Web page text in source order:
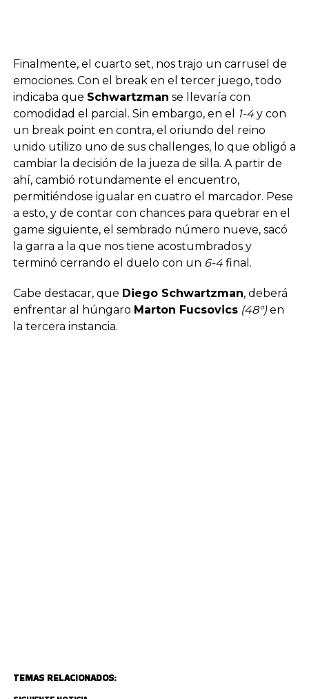
Finalmente, el cuarto set, nos trajo un carrusel de
emociones. Con el break en el tercer juego, todo
indicaba que Schwartzman se llevaría con
comodidad el parcial. Sin embargo, en el
1-4y con
un break point en contra, el oriundo del reino
unido utilizo uno de sus challenges, lo que obligó a
cambiar la decisión de la jueza de silla. A partir de
ahí, cambió rotundamente el encuentro,
permitiéndose igualar en cuatro el marcador. Pese
a esto, y de contar con chances para quebrar en el
game siguiente, el sembrado número nueve, sacó
la garra a la que nos tiene acostumbrados y
terminó cerrando el duelo con un 6-4final.
Cabe destacar, que Diego Schwartzman, deberá
enfrentar al húngaro Marton Fucsovics (48°)en
la tercera instancia.
TEMAS RELACIONADOS: